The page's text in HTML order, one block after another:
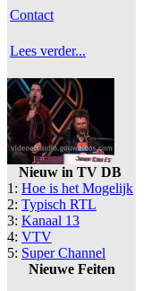
Contact
Lees verder...
Nieuw in TV DB
1: Hoe is het Mogelijk
2: Typisch RTL
3: Kanaal 13
4: VTV
5: Super Channel
Nieuwe Feiten